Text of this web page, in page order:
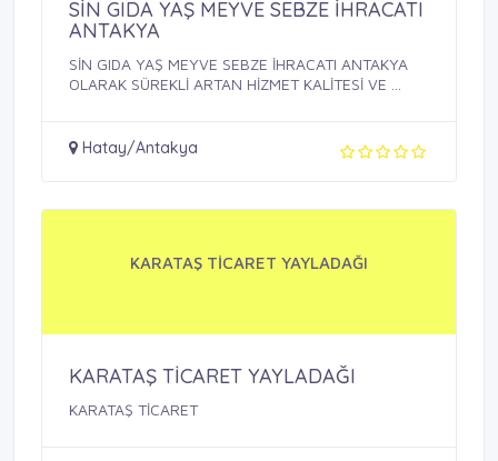
SİN GIDA YAŞ MEYVE SEBZE İHRACATI
ANTAKYA
SİN GIDA YAŞ MEYVE SEBZE İHRACATI ANTAKYA
OLARAK SÜREKLİ ARTAN HİZMET KALİTESİ VE ...
Hatay/Antakya
KARATAŞ TİCARET YAYLADAĞI
KARATAŞ TİCARET YAYLADAĞI
KARATAŞ TİCARET